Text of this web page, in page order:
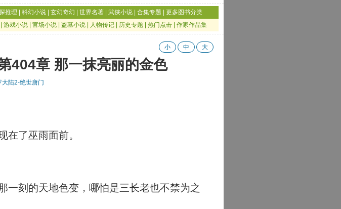
推理 科幻小说 玄幻奇幻 世界名著 武侠小说 合集专题
更多图书分类
游戏小说 官场小说 盗墓小说 人物传记 历史专题 热门点击 作家作品集
小 中 大
404章 那一抹亮丽的金色
大陆2-绝世唐门
了巫雨面前。
刻的天地色变，哪怕是三长老也不禁为之